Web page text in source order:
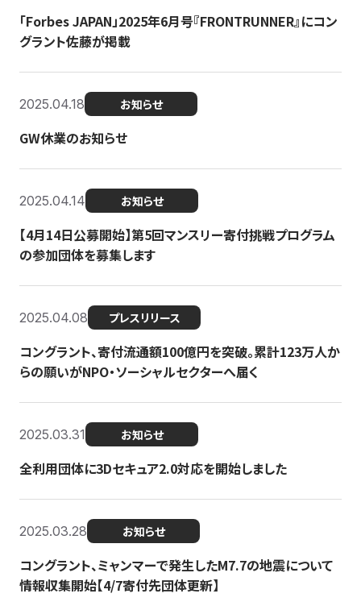
「Forbes JAPAN」2025年6月号『FRONTRUNNER』にコン
グラント佐藤が掲載
2025.04.18 お知らせ
GW休業のお知らせ
2025.04.14 お知らせ
【4月14日公募開始】第5回マンスリー寄付挑戦プログラム
の参加団体を募集します
2025.04.08 プレスリリース
コングラント、寄付流通額100億円を突破。累計123万人か
らの願いがNPO・ソーシャルセクターへ届く
2025.03.31 お知らせ
全利用団体に3Dセキュア2.0対応を開始しました
2025.03.28 お知らせ
コングラント、ミャンマーで発生したM7.7の地震について
情報収集開始【4/7寄付先団体更新】